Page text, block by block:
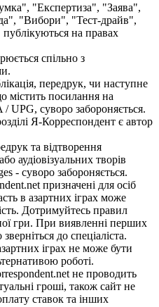
"Експертиза", "Заява",
"Вибори", "Тест-драйв",
на правах
спільно з
передрук, чи наступне
містить посилання на
UPG, суворо забороняється.
Я-Корреспондент є автор
та відтворення
аудіовізуальних творів
- суворо забороняється.
призначені для осіб
в азартних іграх може
Дотримуйтесь правил
гри. При виявленні перших
до спеціаліста.
іграх не може бути
роботі.
не проводить
гроші, також сайт не
ставок та інших